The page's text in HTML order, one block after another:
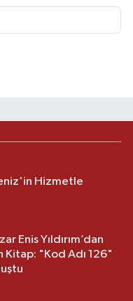
Hizmetle
Enis Yıldırım’dan
Kitap: "Kod Adı 126"